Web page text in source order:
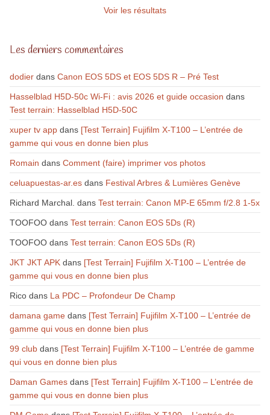
Voir les résultats
Les derniers commentaires
dodierdans Canon EOS 5DS et EOS 5DS R – Pré Test
Hasselblad H5D-50c Wi-Fi : avis 2026 et guide occasion dans
Test terrain: Hasselblad H5D-50C
xuper tv appdans [Test Terrain] Fujifilm X-T100 – L’entrée de
gamme qui vous en donne bien plus
Romain dans Comment (faire) imprimer vos photos
celuapuestas-ar.esdans Festival Arbres & Lumières Genève
Richard Marchal. dans Test terrain: Canon MP-E 65mm f/2.8 1-5x
TOOFOOdans Test terrain: Canon EOS 5Ds (R)
TOOFOOdans Test terrain: Canon EOS 5Ds (R)
JKT JKT APKdans [Test Terrain] Fujifilm X-T100 – L’entrée de
gamme qui vous en donne bien plus
Ricodans La PDC – Profondeur De Champ
damana gamedans [Test Terrain] Fujifilm X-T100 – L’entrée de
gamme qui vous en donne bien plus
99 clubdans [Test Terrain] Fujifilm X-T100 – L’entrée de gamme
qui vous en donne bien plus
Daman Gamesdans [Test Terrain] Fujifilm X-T100 – L’entrée de
gamme qui vous en donne bien plus